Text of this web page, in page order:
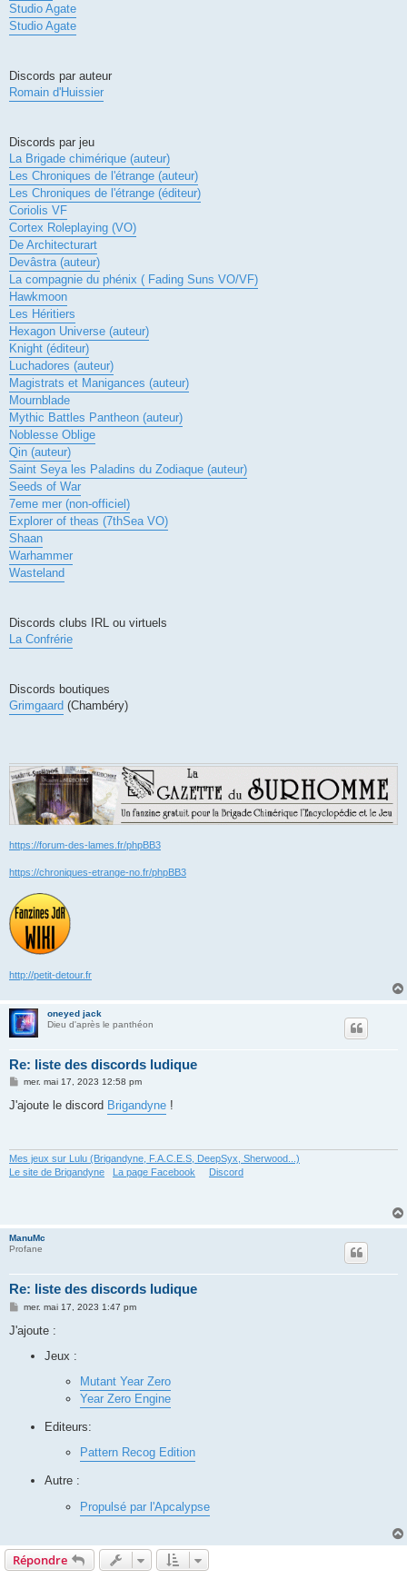
Studio Agate
Studio Agate
Discords par auteur
Romain d'Huissier
Discords par jeu
La Brigade chimérique (auteur)
Les Chroniques de l'étrange (auteur)
Les Chroniques de l'étrange (éditeur)
Coriolis VF
Cortex Roleplaying (VO)
De Architecturart
Devâstra (auteur)
La compagnie du phénix ( Fading Suns VO/VF)
Hawkmoon
Les Héritiers
Hexagon Universe (auteur)
Knight (éditeur)
Luchadores (auteur)
Magistrats et Manigances (auteur)
Mournblade
Mythic Battles Pantheon (auteur)
Noblesse Oblige
Qin (auteur)
Saint Seya les Paladins du Zodiaque (auteur)
Seeds of War
7eme mer (non-officiel)
Explorer of theas (7thSea VO)
Shaan
Warhammer
Wasteland
Discords clubs IRL ou virtuels
La Confrérie
Discords boutiques
Grimgaard (Chambéry)
https://forum-des-lames.fr/phpBB3
https://chroniques-etrange-no.fr/phpBB3
http://petit-detour.fr
oneyed jack
Dieu d'après le panthéon
Re: liste des discords ludique
M
s
s
mer. mai 17, 2023 12:58 pm
J'ajoute le discord Brigandyne !
Mes jeux sur Lulu (Brigandyne, F.A.C.E.S, DeepSyx, Sherwood...)
Le site de Brigandyne
La page Facebook Discord
ManuMc
Profane
Re: liste des discords ludique
M
s
s
mer. mai 17, 2023 1:47 pm
J'ajoute :
Jeux :
Mutant Year Zero
Year Zero Engine
Editeurs:
Pattern Recog Edition
Autre :
Propulsé par l'Apcalypse
Répondre